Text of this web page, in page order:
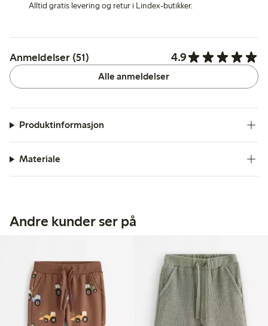
Alltid gratis levering og retur i Lindex-butikker.
Anmeldelser (51) 4.9
Alle anmeldelser
Produktinformasjon
Materiale
Andre kunder ser på